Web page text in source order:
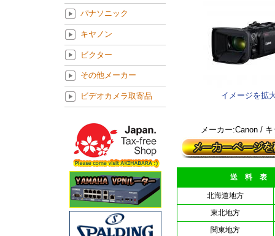
イメージを拡
メーカー:Canon /
送 料 表
北海道地方
東北地方
関東地方
パナソニック
キヤノン
ビクター
その他メーカー
ビデオカメラ取寄品